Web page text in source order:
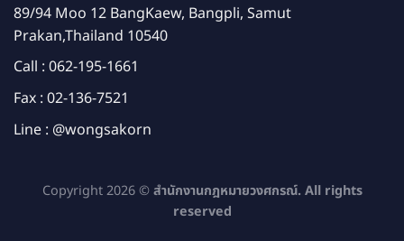
89/94 Moo 12 BangKaew, Bangpli, Samut
Prakan,Thailand 10540
Call : 062-195-1661
Fax : 02-136-7521
Line : @wongsakorn
Copyright 2026 ©สำนักงานกฎหมายวงศกรณ์. All rights
reserved